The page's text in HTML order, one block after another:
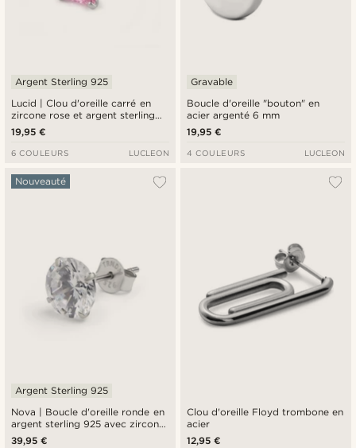
Lucid | Clou d'oreille carré en
zircone rose et argent sterling
925 - 6 mm
Argent Sterling 925
19,95 €
6 COULEURS LUCLEON
Boucle d'oreille "bouton" en
acier argenté 6 mm
Gravable
19,95 €
4 COULEURS LUCLEON
Nova | Boucle d'oreille ronde en
argent sterling 925 avec zircone
Premium 7A - 8 mm
Nouveauté
Argent Sterling 925
39,95 €
Clou d'oreille Floyd trombone en
acier
12,95 €